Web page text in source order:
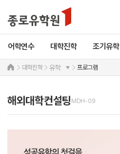
어학연수 대학진학 조기유학
대학진학 유학 프로그램
해외대학컨설팅 MDH-09